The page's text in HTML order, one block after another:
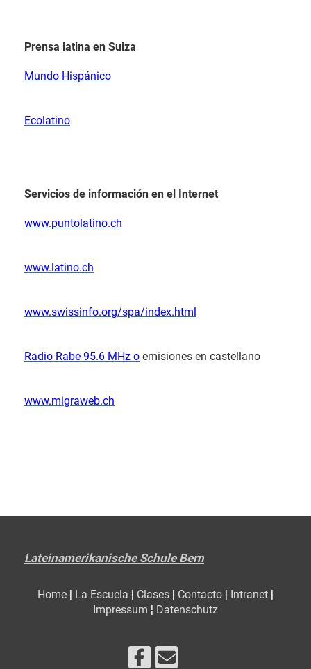
Prensa latina en Suiza
Mundo Hispánico
Ecolatino
Servicios de información en el Internet
www.puntolatino.ch
www.latino.ch
www.swissinfo.org/spa/index.html
Radio Rabe 95.6 MHz o emisiones en castellano
www.migraweb.ch
Lateinamerikanische Schule Bern
Home ¦ La Escuela ¦ Clases ¦ Contacto ¦ Intranet ¦
Impressum ¦ Datenschutz